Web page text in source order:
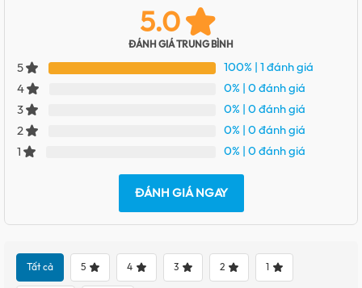
5.0
ĐÁNH GIÁ TRUNG BÌNH
5 100% | 1 đánh giá
4
0% | 0 đánh giá
3
0% | 0 đánh giá
2
0% | 0 đánh giá
1
0% | 0 đánh giá
ĐÁNH GIÁ NGAY
Tất cả 5 4 3 2 1